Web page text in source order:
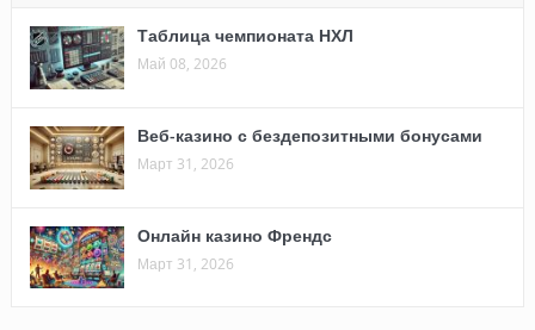
Таблица чемпионата НХЛ
Май 08, 2026
Веб-казино с бездепозитными бонусами
Март 31, 2026
Онлайн казино Френдс
Март 31, 2026